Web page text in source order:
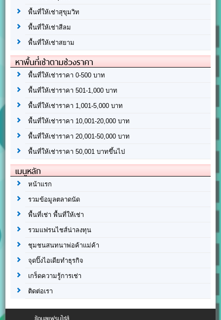
พื้นที่ให้เช่าสุขุมวิท
พื้นที่ให้เช่าสีลม
พื้นที่ให้เช่าสยาม
หาพื้นที่เช่าตามช่วงราคา
พื้นที่ให้เช่าราคา 0-500 บาท
พื้นที่ให้เช่าราคา 501-1,000 บาท
พื้นที่ให้เช่าราคา 1,001-5,000 บาท
พื้นที่ให้เช่าราคา 10,001-20,000 บาท
พื้นที่ให้เช่าราคา 20,001-50,000 บาท
พื้นที่ให้เช่าราคา 50,001 บาทขึ้นไป
เมนูหลัก
หน้าแรก
รวมข้อมูลตลาดนัด
พื้นที่เช่า พื้นที่ให้เช่า
รวมแฟรนไชส์น่าลงทุน
ชุมชนสนทนาพ่อค้าแม่ค้า
จุดปิ๊งไอเดียทำธุรกิจ
เกร็ดความรู้การเช่า
ติดต่อเรา